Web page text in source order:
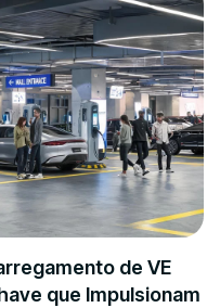
de VE
que Impulsionam